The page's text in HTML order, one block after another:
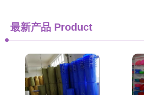
最新产品 Product